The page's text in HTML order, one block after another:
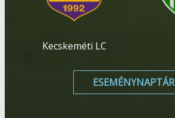
Kecskeméti LC
ESEMÉNYNAPTÁR